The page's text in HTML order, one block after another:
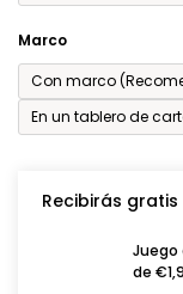
Marco
Con marco
En un tablero de
Recibirás gratis
Juego
de